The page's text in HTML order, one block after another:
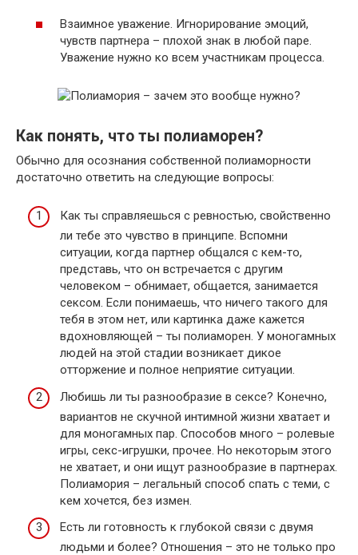
Взаимное уважение. Игнорирование эмоций,
чувств партнера – плохой знак в любой паре.
Уважение нужно ко всем участникам процесса.
Как понять, что ты полиаморен?
Обычно для осознания собственной полиаморности
достаточно ответить на следующие вопросы:
Как ты справляешься с ревностью, свойственно
ли тебе это чувство в принципе. Вспомни
ситуации, когда партнер общался с кем-то,
представь, что он встречается с другим
человеком – обнимает, общается, занимается
сексом. Если понимаешь, что ничего такого для
тебя в этом нет, или картинка даже кажется
вдохновляющей – ты полиаморен. У моногамных
людей на этой стадии возникает дикое
отторжение и полное неприятие ситуации.
Любишь ли ты разнообразие в сексе? Конечно,
вариантов не скучной интимной жизни хватает и
для моногамных пар. Способов много – ролевые
игры, секс-игрушки, прочее. Но некоторым этого
не хватает, и они ищут разнообразие в партнерах.
Полиамория – легальный способ спать с теми, с
кем хочется, без измен.
Есть ли готовность к глубокой связи с двумя
людьми и более? Отношения – это не только про